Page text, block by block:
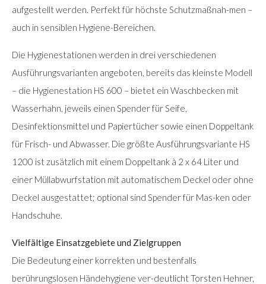
aufgestellt werden. Perfekt für höchste Schutzmaßnah-men –
auch in sensiblen Hygiene-Bereichen.
Die Hygienestationen werden in drei verschiedenen
Ausführungsvarianten angeboten, bereits das kleinste Modell
– die Hygienestation HS 600 – bietet ein Waschbecken mit
Wasserhahn, jeweils einen Spender für Seife,
Desinfektionsmittel und Papiertücher sowie einen Doppeltank
für Frisch- und Abwasser. Die größte Ausführungsvariante HS
1200 ist zusätzlich mit einem Doppeltank à 2 x 64 Liter und
einer Müllabwurfstation mit automatischem Deckel oder ohne
Deckel ausgestattet; optional sind Spender für Mas-ken oder
Handschuhe.
Vielfältige Einsatzgebiete und Zielgruppen
Die Bedeutung einer korrekten und bestenfalls
berührungslosen Händehygiene ver-deutlicht Torsten Hehner,